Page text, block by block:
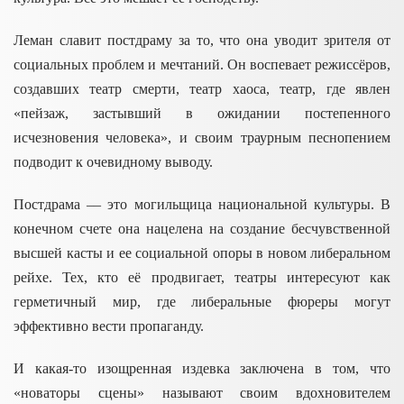
Леман славит постдраму за то, что она уводит зрителя от
социальных проблем и мечтаний. Он воспевает режиссёров,
создавших театр смерти, театр хаоса, театр, где явлен
«пейзаж, застывший в ожидании постепенного
исчезновения человека», и своим траурным песнопением
подводит к очевидному выводу.
Постдрама –– это могильщица национальной культуры. В
конечном счете она нацелена на создание бесчувственной
высшей касты и ее социальной опоры в новом либеральном
рейхе. Тех, кто её продвигает, театры интересуют как
герметичный мир, где либеральные фюреры могут
эффективно вести пропаганду.
И какая-то изощренная издевка заключена в том, что
«новаторы сцены» называют своим вдохновителем